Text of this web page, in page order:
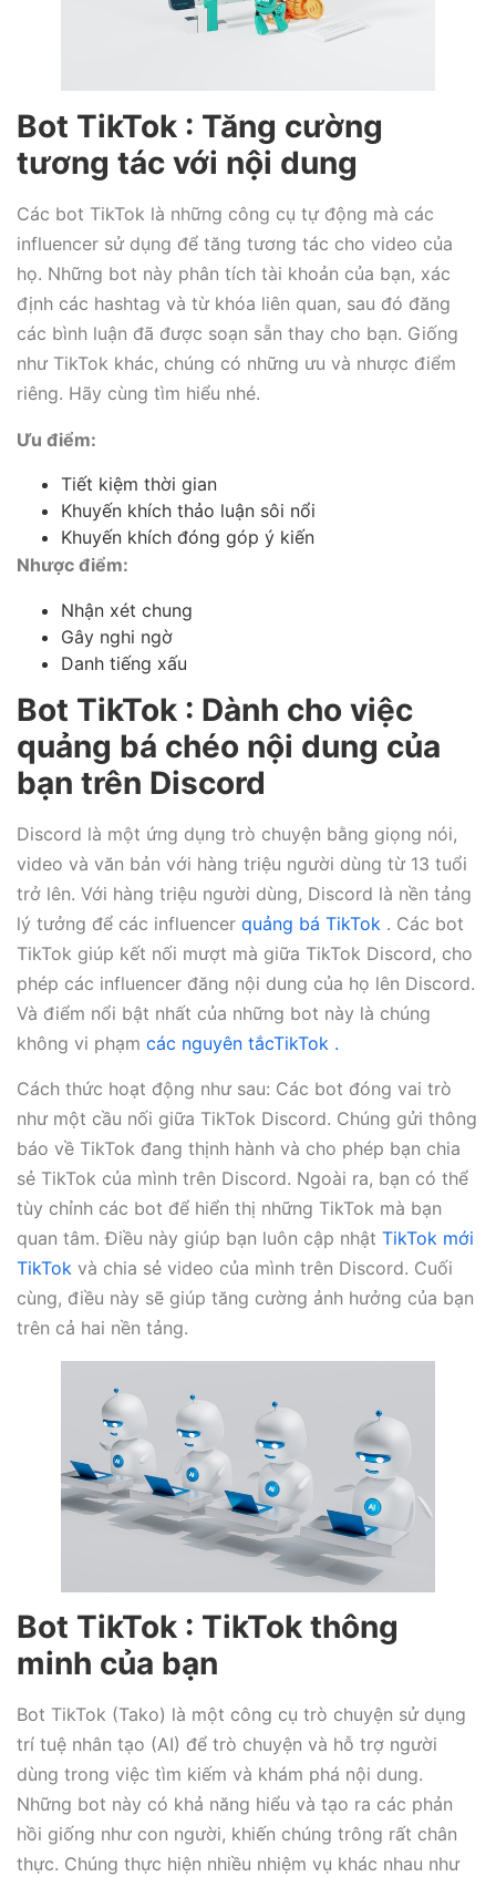
Bot TikTok : Tăng cường
tương tác với nội dung
Các bot TikTok là những công cụ tự động mà các
influencer sử dụng để tăng tương tác cho video của
họ. Những bot này phân tích tài khoản của bạn, xác
định các hashtag và từ khóa liên quan, sau đó đăng
các bình luận đã được soạn sẵn thay cho bạn. Giống
như TikTok khác, chúng có những ưu và nhược điểm
riêng. Hãy cùng tìm hiểu nhé.
Ưu điểm:
Tiết kiệm thời gian
Khuyến khích thảo luận sôi nổi
Khuyến khích đóng góp ý kiến
Nhược điểm:
Nhận xét chung
Gây nghi ngờ
Danh tiếng xấu
Bot TikTok : Dành cho việc
quảng bá chéo nội dung của
bạn trên Discord
Discord là một ứng dụng trò chuyện bằng giọng nói,
video và văn bản với hàng triệu người dùng từ 13 tuổi
trở lên. Với hàng triệu người dùng, Discord là nền tảng
lý tưởng để các influencer quảng bá TikTok . Các bot
TikTok giúp kết nối mượt mà giữa TikTok Discord, cho
phép các influencer đăng nội dung của họ lên Discord.
Và điểm nổi bật nhất của những bot này là chúng
không vi phạm các nguyên tắcTikTok .
Cách thức hoạt động như sau: Các bot đóng vai trò
như một cầu nối giữa TikTok Discord. Chúng gửi thông
báo về TikTok đang thịnh hành và cho phép bạn chia
sẻ TikTok của mình trên Discord. Ngoài ra, bạn có thể
tùy chỉnh các bot để hiển thị những TikTok mà bạn
quan tâm. Điều này giúp bạn luôn cập nhật TikTok mới
TikTok và chia sẻ video của mình trên Discord. Cuối
cùng, điều này sẽ giúp tăng cường ảnh hưởng của bạn
trên cả hai nền tảng.
Bot TikTok : TikTok thông
minh của bạn
Bot TikTok (Tako) là một công cụ trò chuyện sử dụng
trí tuệ nhân tạo (AI) để trò chuyện và hỗ trợ người
dùng trong việc tìm kiếm và khám phá nội dung.
Những bot này có khả năng hiểu và tạo ra các phản
hồi giống như con người, khiến chúng trông rất chân
thực. Chúng thực hiện nhiều nhiệm vụ khác nhau như